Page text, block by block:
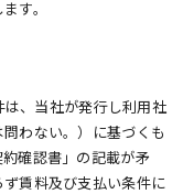
す。
は、当社が発行し利用社
わない。）に基づくも
確認書」の記載が矛
賃料及び支払い条件に